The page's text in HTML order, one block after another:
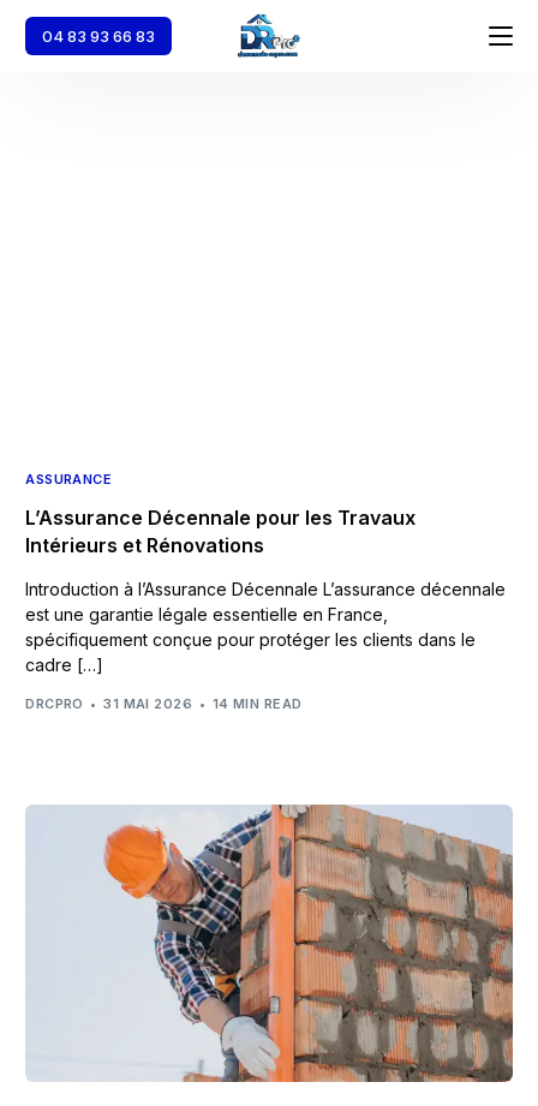
04 83 93 66 83
ASSURANCE
L’Assurance Décennale pour les Travaux
Intérieurs et Rénovations
Introduction à l’Assurance Décennale L’assurance décennale
est une garantie légale essentielle en France,
spécifiquement conçue pour protéger les clients dans le
cadre […]
DRCPRO 31 MAI 2026 14 MIN READ